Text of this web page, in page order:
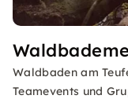
Waldbaden am
Teamevents und